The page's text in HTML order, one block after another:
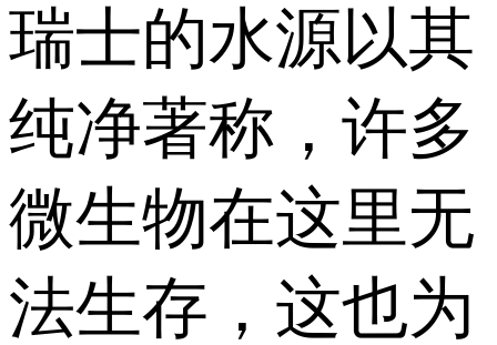
瑞士的水源以其
纯净著称，许多
微生物在这里无
法生存，这也为